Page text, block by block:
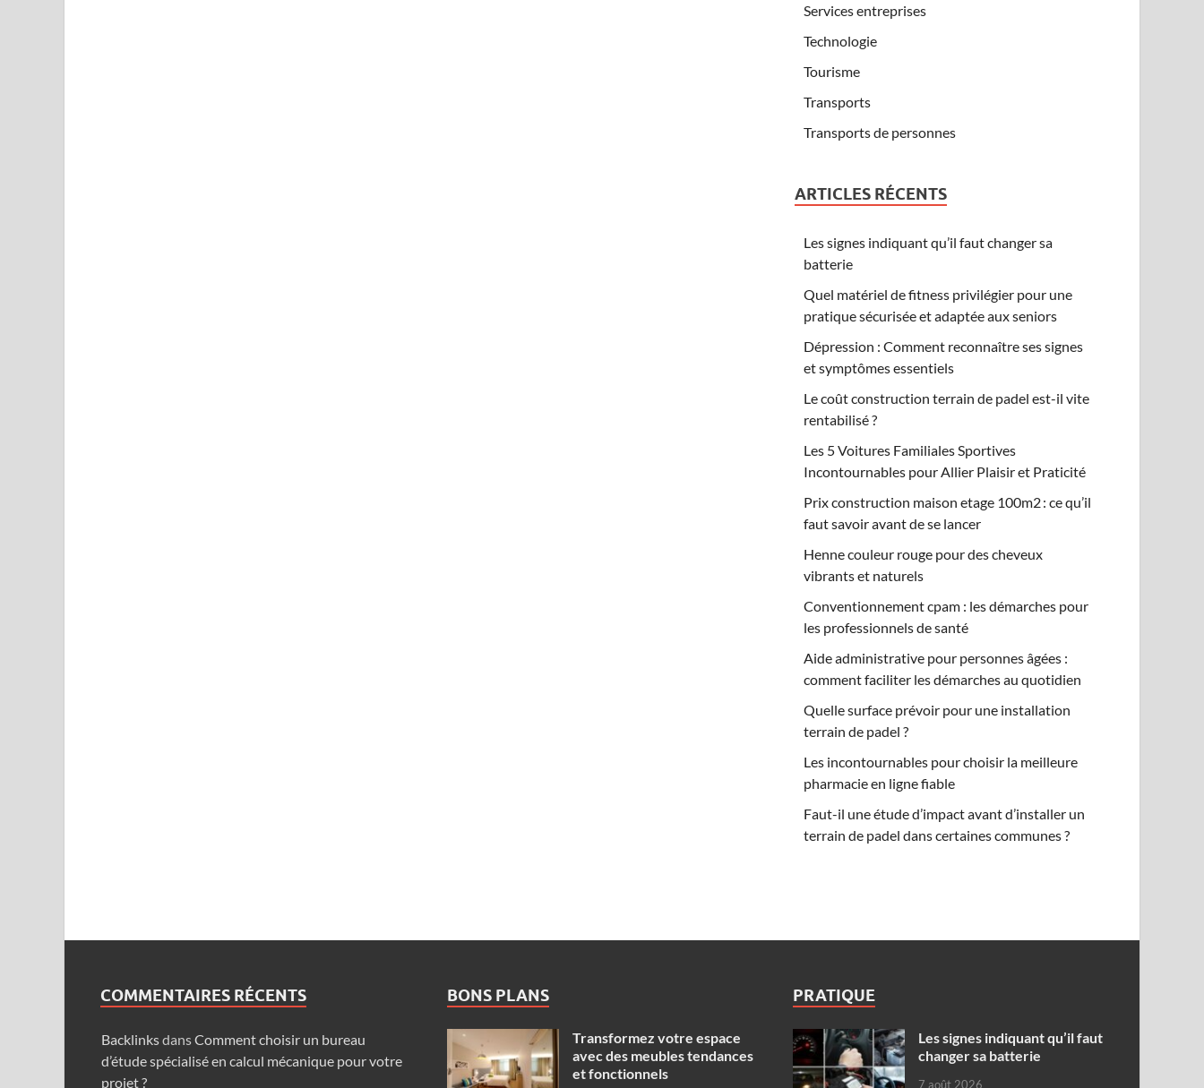
Services entreprises
Technologie
Tourisme
Transports
Transports de personnes
ARTICLES RÉCENTS
Les signes indiquant qu’il faut changer sa
batterie
Quel matériel de fitness privilégier pour une
pratique sécurisée et adaptée aux seniors
Dépression : Comment reconnaître ses signes
et symptômes essentiels
Le coût construction terrain de padel est-il vite
rentabilisé ?
Les 5 Voitures Familiales Sportives
Incontournables pour Allier Plaisir et Praticité
Prix construction maison etage 100m2 : ce qu’il
faut savoir avant de se lancer
Henne couleur rouge pour des cheveux
vibrants et naturels
Conventionnement cpam : les démarches pour
les professionnels de santé
Aide administrative pour personnes âgées :
comment faciliter les démarches au quotidien
Quelle surface prévoir pour une installation
terrain de padel ?
Les incontournables pour choisir la meilleure
pharmacie en ligne fiable
Faut-il une étude d’impact avant d’installer un
terrain de padel dans certaines communes ?
COMMENTAIRES RÉCENTS
BacklinksdansComment choisir un bureau
d’étude spécialisé en calcul mécanique pour votre
projet ?
BONS PLANS
Transformez votre espace
avec des meubles tendances
et fonctionnels
PRATIQUE
Les signes indiquant qu’il faut
changer sa batterie
7 août 2026